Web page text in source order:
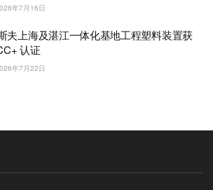
年7月16日
夫上海及湛江一体化基地工程塑料装置获
认证
年7月22日